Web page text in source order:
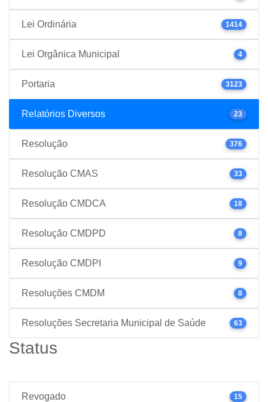
Lei Ordinária 1414
Lei Orgânica Municipal 4
Portaria 3123
Relatórios Diversos 23
Resolução 376
Resolução CMAS 33
Resolução CMDCA 18
Resolução CMDPD 8
Resolução CMDPI 9
Resoluções CMDM 8
Resoluções Secretaria Municipal de Saúde 63
Status
Revogado 15